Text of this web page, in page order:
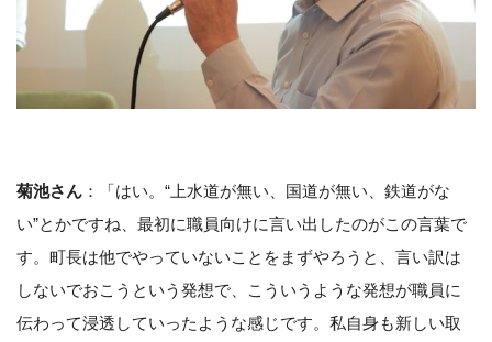
菊池さん ：「はい。“上水道が無い、国道が無い、鉄道がな
い”とかですね、最初に職員向けに言い出したのがこの言葉で
す。町長は他でやっていないことをまずやろうと、言い訳は
しないでおこうという発想で、こういうような発想が職員に
伝わって浸透していったような感じです。私自身も新しい取